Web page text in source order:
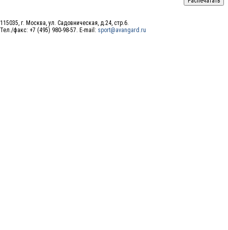
115035, г. Москва, ул. Садовническая, д.24, стр.6.
Тел./факс: +7 (495) 980-98-57. E-mail: sport@avangard.ru